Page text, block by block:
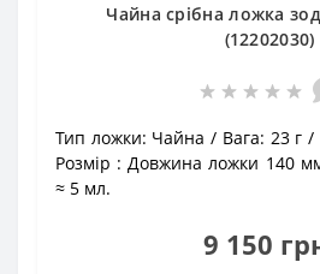
Чайна срібна ложка
(12202030)
Тип ложки: Чайна Вага: 23 г
Розмір : Довжина ложки 140
≈ 5 мл.
9 150